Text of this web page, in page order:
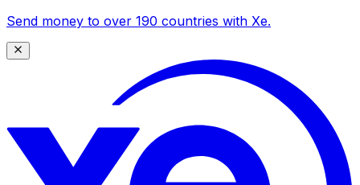
Send money to over 190 countries with Xe.